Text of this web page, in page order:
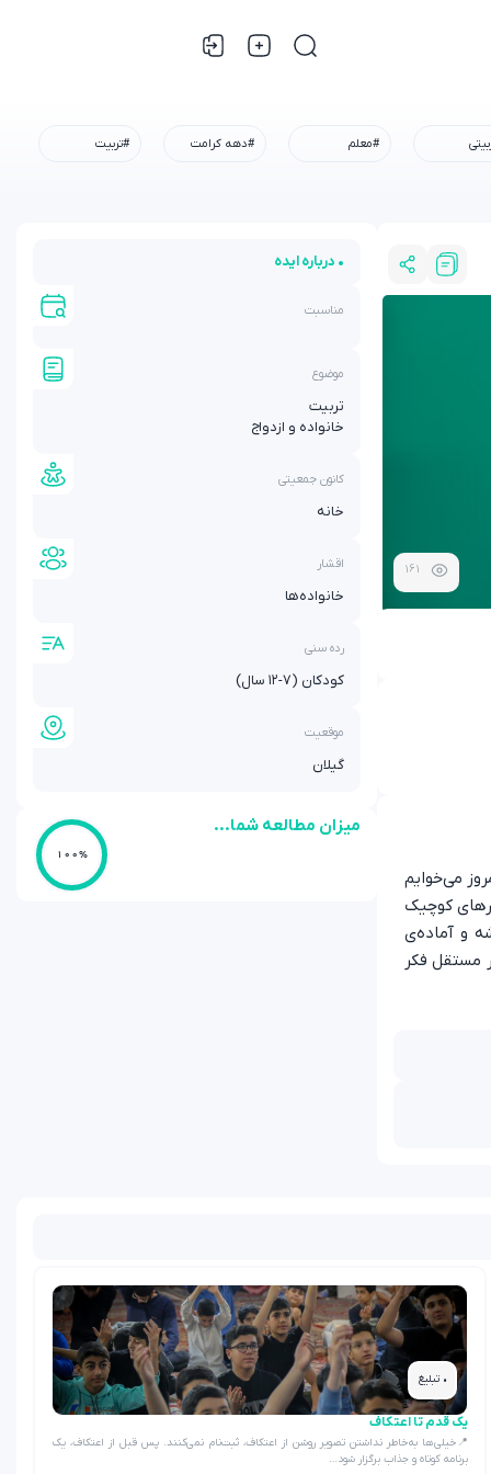
#معلم #دهه کرامت #تربیت
• درباره ایده
مناسبت
موضوع
تربیت
خانواده و ازدواج
کانون جمعیتی
خانه
اقشار
خانواده‌ها
رده سنی
کودکان (۷-۱۲ سال)
موقعیت
گیلان
میزان مطالعه شما...
100%
161
می‌خوایم
کوچیک
و آماده‌ی
مستقل فکر
• تبلیغ
یک قدم تا اعتکاف
📍خیلی‌ها به‌خاطر نداشتن تصویر روشن از اعتکاف، ثبت‌نام نمی‌کنند. پس قبل از اعتکاف، یک
برنامه کوتاه و جذاب برگزار شود…